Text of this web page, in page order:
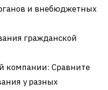
и внебюджетных
гражданской
компании: Сравните
у разных